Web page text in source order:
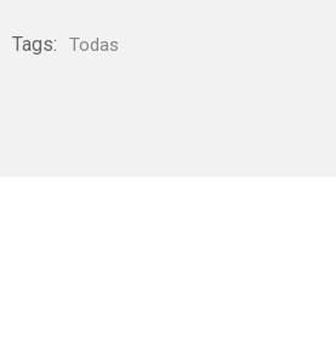
Tags: Todas